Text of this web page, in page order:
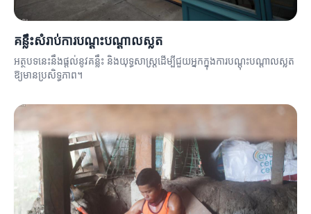
គន្លឹះសំរាប់ការបណ្តុះបណ្តាលស្លត
អត្ថបទនេះនឹងផ្ដល់នូវគន្លឹះ និងយុទ្ធសាស្ត្រដើម្បីជួយអ្នកក្នុងការបណ្តុះបណ្តាលស្លត
ឱ្យមានប្រសិទ្ធភាព។